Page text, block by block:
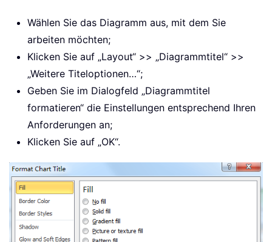
Wählen Sie das Diagramm aus, mit dem Sie
arbeiten möchten;
Klicken Sie auf „Layout“ >> „Diagrammtitel“ >>
„Weitere Titeloptionen…“;
Geben Sie im Dialogfeld „Diagrammtitel
formatieren“ die Einstellungen entsprechend Ihren
Anforderungen an;
Klicken Sie auf „OK“.